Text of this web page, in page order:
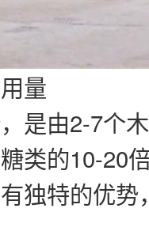
量
是由2-7个
类的10-20
独特的优